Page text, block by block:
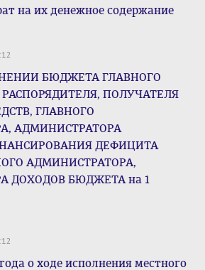
на их денежное содержание
БЮДЖЕТА ГЛАВНОГО
ПОЛУЧАТЕЛЯ
ГЛАВНОГО
АДМИНИСТРАТОРА
ДЕФИЦИТА
АДМИНИСТРАТОРА,
ДОХОДОВ БЮДЖЕТА на 1
о ходе исполнения местного